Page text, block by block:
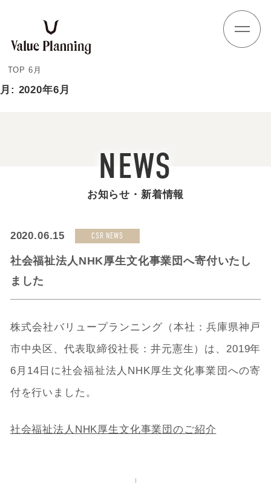
TOP 6月
月: 2020年6月
NEWS
お知らせ・新着情報
2020.06.15 CSR NEWS
社会福祉法人NHK厚生文化事業団へ寄付いたし
ました
株式会社バリュープランニング（本社：兵庫県神戸
市中央区、代表取締役社長：井元憲生）は、2019年
6月14日に社会福祉法人NHK厚生文化事業団への寄
付を行いました。
社会福祉法人NHK厚生文化事業団のご紹介